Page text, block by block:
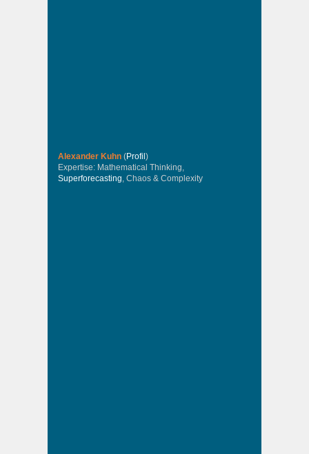
Alexander Kuhn (Profil )
Expertise: Mathematical Thinking,
Superforecasting, Chaos & Complexity